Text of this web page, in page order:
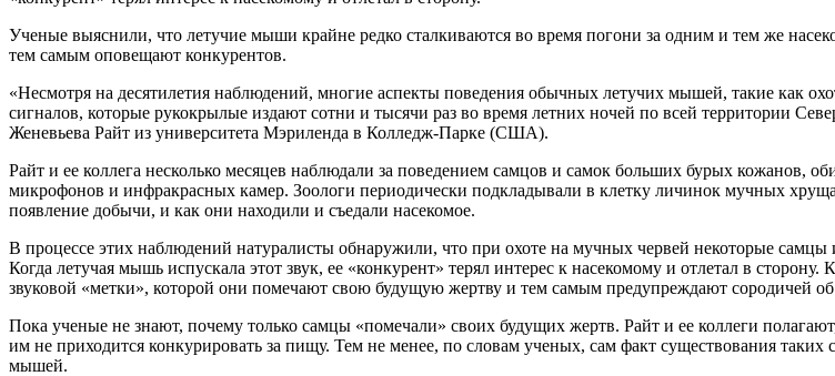
Ученые выяснили, что летучие мыши крайне редко сталкиваются во время погони за одним и тем же
тем самым оповещают конкурентов.
«Несмотря на десятилетия наблюдений, многие аспекты поведения обычных летучих мышей, такие как
сигналов, которые рукокрылые издают сотни и тысячи раз во время летних ночей по всей территории
Женевьева Райт из университета Мэриленда в Колледж-Парке (США).
Райт и ее коллега несколько месяцев наблюдали за поведением самцов и самок больших бурых кожанов,
микрофонов и инфракрасных камер. Зоологи периодически подкладывали в клетку личинок мучных
появление добычи, и как они находили и съедали насекомое.
В процессе этих наблюдений натуралисты обнаружили, что при охоте на мучных червей некоторые самцы
Когда летучая мышь испускала этот звук, ее «конкурент» терял интерес к насекомому и отлетал в
звуковой «метки», которой они помечают свою будущую жертву и тем самым предупреждают сородичей об
Пока ученые не знают, почему только самцы «помечали» своих будущих жертв. Райт и ее коллеги
им не приходится конкурировать за пищу. Тем не менее, по словам ученых, сам факт существования
мышей.